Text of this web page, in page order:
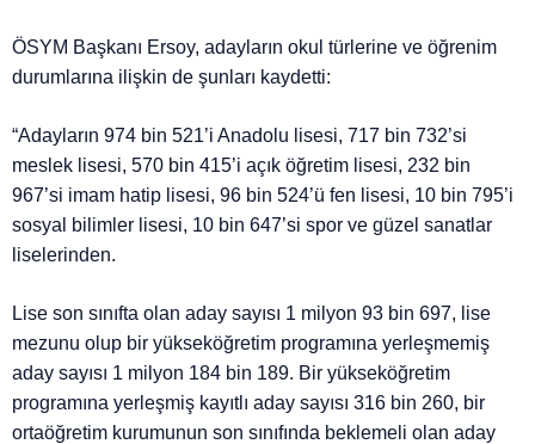
ÖSYM Başkanı Ersoy, adayların okul türlerine ve öğrenim
durumlarına ilişkin de şunları kaydetti:
“Adayların 974 bin 521’i Anadolu lisesi, 717 bin 732’si
meslek lisesi, 570 bin 415’i açık öğretim lisesi, 232 bin
967’si imam hatip lisesi, 96 bin 524’ü fen lisesi, 10 bin 795’i
sosyal bilimler lisesi, 10 bin 647’si spor ve güzel sanatlar
liselerinden.
Lise son sınıfta olan aday sayısı 1 milyon 93 bin 697, lise
mezunu olup bir yükseköğretim programına yerleşmemiş
aday sayısı 1 milyon 184 bin 189. Bir yükseköğretim
programına yerleşmiş kayıtlı aday sayısı 316 bin 260, bir
ortaöğretim kurumunun son sınıfında beklemeli olan aday